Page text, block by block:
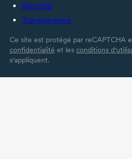
Sécurité
Transparence
Ce site est protégé par reCAPTCHA
confidentialité et les conditions
s'appliquent.